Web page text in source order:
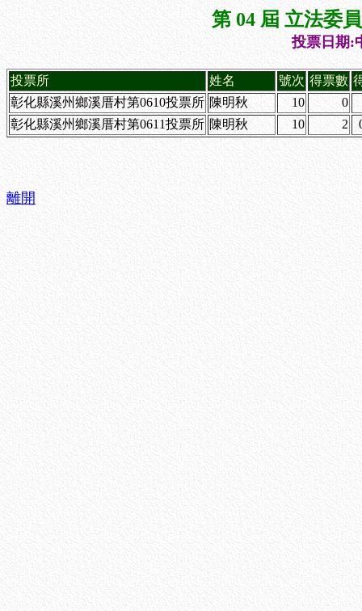
第 04 屆 立法委
投票日期:
投票所 姓名 號次 得票數
彰化縣溪州鄉溪厝村第0610投票所 陳明秋 10
0
彰化縣溪州鄉溪厝村第0611投票所 陳明秋 10 2
離開